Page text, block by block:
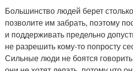
Большинство людей берет
позволите им забрать, поэтому
и поддерживать предельно
не разрешить кому-то попросту
Сильные люди не боятся